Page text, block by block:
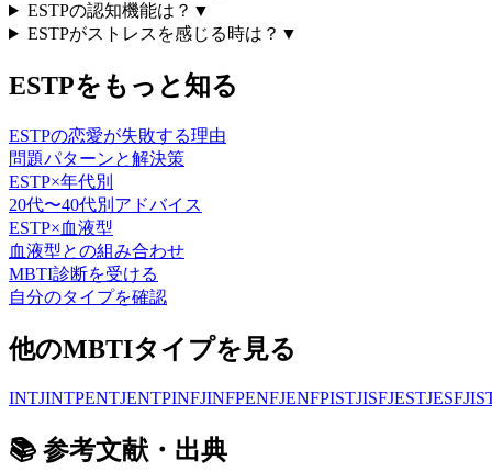
ESTPの認知機能は？ ▼
ESTPがストレスを感じる時は？ ▼
ESTPをもっと知る
ESTPの恋愛が失敗する理由
問題パターンと解決策
ESTP×年代別
20代〜40代別アドバイス
ESTP×血液型
血液型との組み合わせ
MBTI診断を受ける
自分のタイプを確認
他のMBTIタイプを見る
INTJINTPENTJENTPINFJINFPENFJENFPISTJISFJESTJESFJ
📚 参考文献・出典